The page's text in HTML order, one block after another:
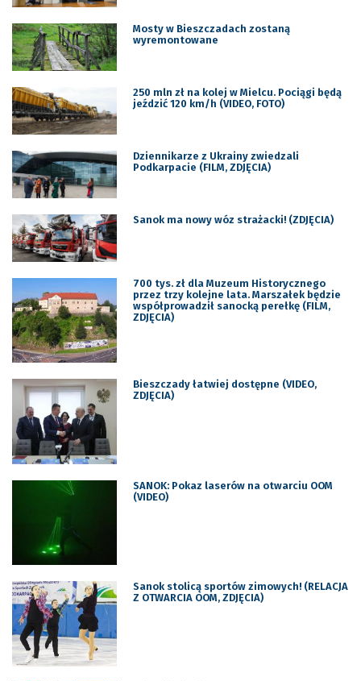
Mosty w Bieszczadach zostaną
wyremontowane
250 mln zł na kolej w Mielcu. Pociągi będą
jeździć 120 km/h (VIDEO, FOTO)
Dziennikarze z Ukrainy zwiedzali
Podkarpacie (FILM, ZDJĘCIA)
Sanok ma nowy wóz strażacki! (ZDJĘCIA)
700 tys. zł dla Muzeum Historycznego
przez trzy kolejne lata. Marszałek będzie
współprowadził sanocką perełkę (FILM,
ZDJĘCIA)
Bieszczady łatwiej dostępne (VIDEO,
ZDJĘCIA)
SANOK: Pokaz laserów na otwarciu OOM
(VIDEO)
Sanok stolicą sportów zimowych! (RELACJA
Z OTWARCIA OOM, ZDJĘCIA)